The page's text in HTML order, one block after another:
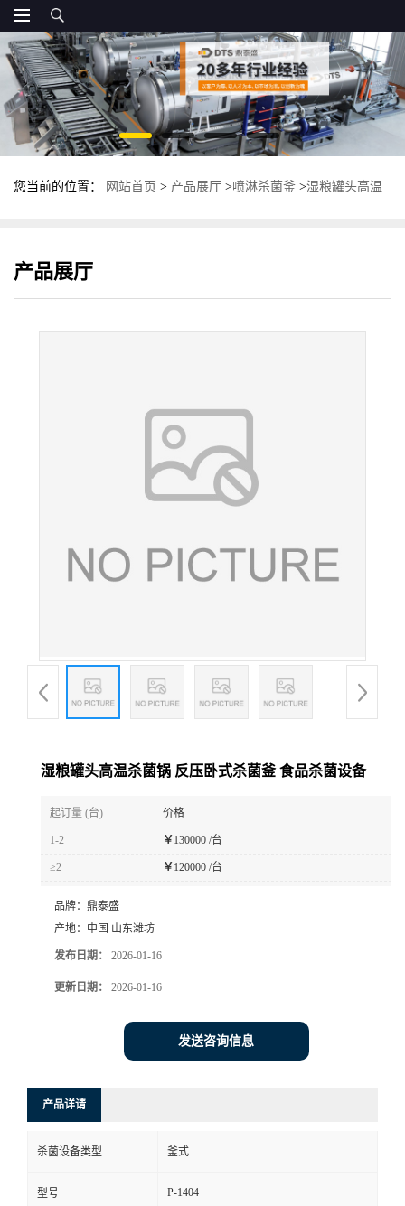
您当前的位置： 网站首页 > 产品展厅 >喷淋杀菌釜 >湿粮罐头高温
产品展厅
湿粮罐头高温杀菌锅 反压卧式杀菌釜 食品杀菌设备
起订量 (台) 价格
1-2 ￥ 130000 /台
≥2 ￥ 120000 /台
品牌： 鼎泰盛
产地： 中国 山东潍坊
发布日期： 2026-01-16
更新日期： 2026-01-16
发送咨询信息
产品详请
杀菌设备类型 釜式
型号 P-1404